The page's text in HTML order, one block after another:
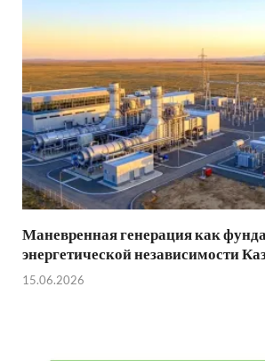
Маневренная генерация как
энергетической независимости
15.06.2026